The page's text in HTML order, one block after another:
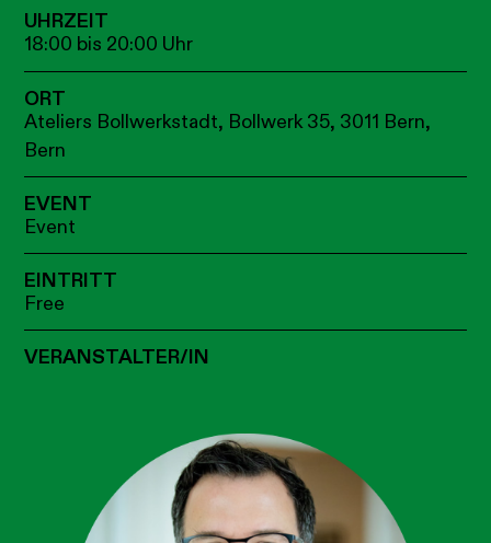
UHRZEIT
18:00 bis 20:00 Uhr
ORT
Ateliers Bollwerkstadt, Bollwerk 35, 3011 Bern,
Bern
EVENT
Event
EINTRITT
Free
VERANSTALTER/IN